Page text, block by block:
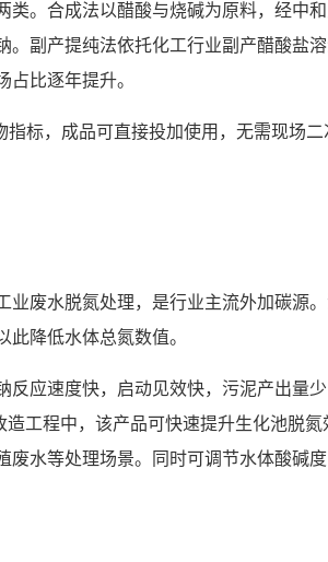
类。合成法以醋酸与烧碱为原料，经中
。副产提纯法依托化工行业副产醋酸盐
比逐年提升。
标，成品可直接投加使用，无需现场
业废水脱氮处理，是行业主流外加碳源
降低水体总氮数值。
反应速度快，启动见效快，污泥产出量
工程中，该产品可快速提升生化池脱
水等处理场景。同时可调节水体酸碱